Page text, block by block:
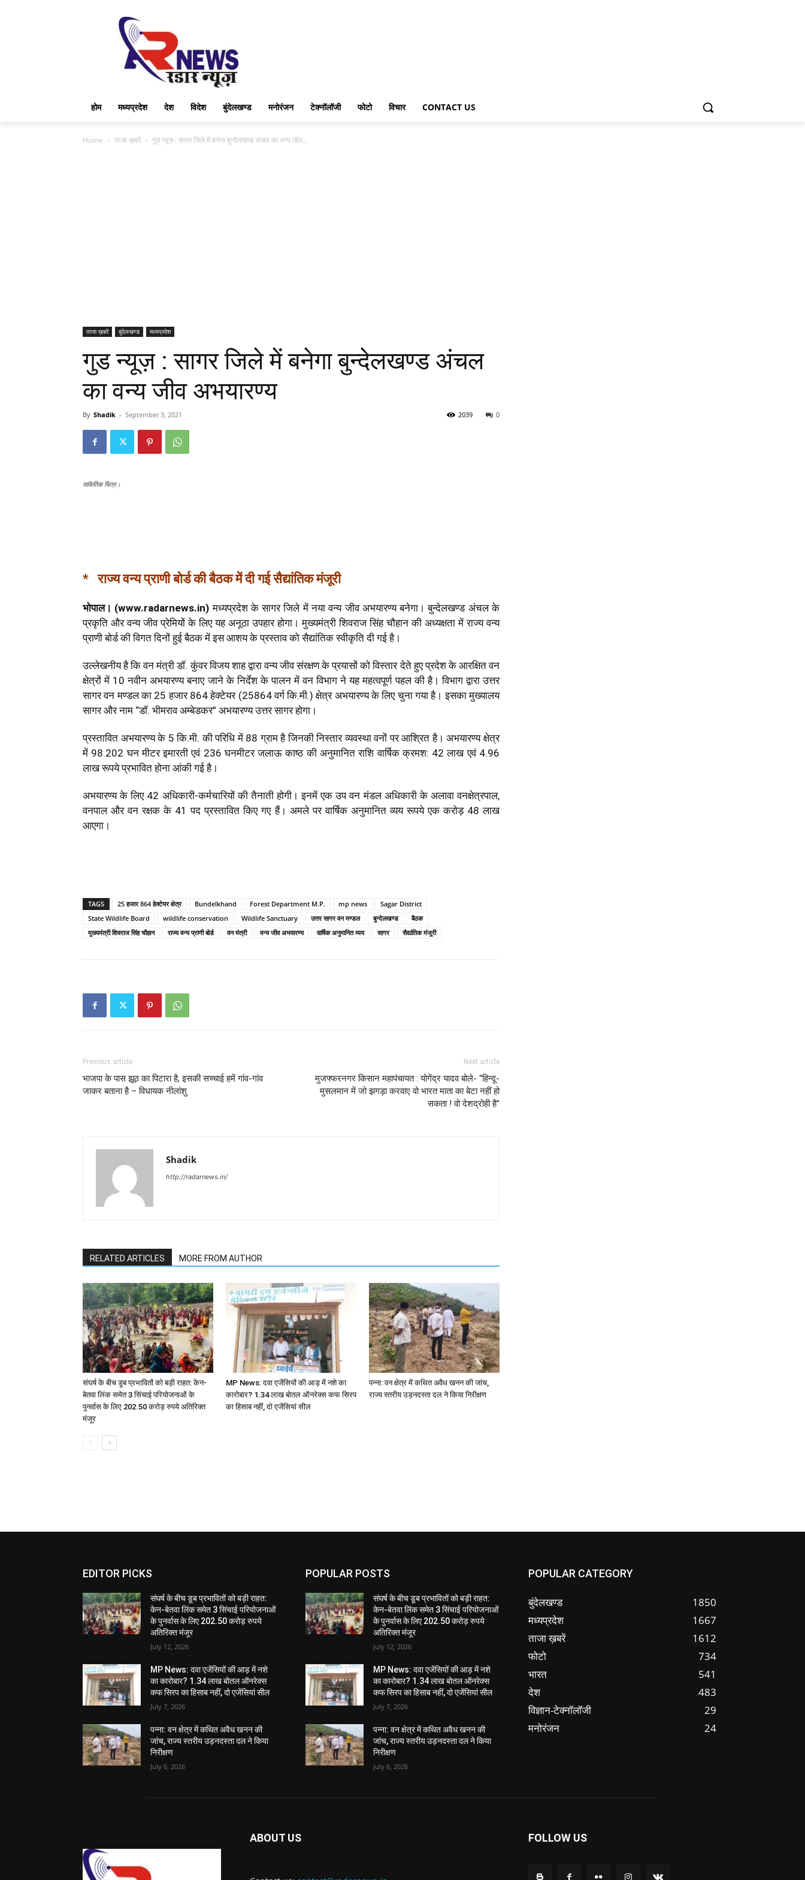
होम मध्यप्रदेश देश विदेश बुंदेलखण्ड मनोरंजन टेक्नॉलॉजी फोटो विचार CONTACT US
Home ताजा ख़बरें गुड न्यूज़ : सागर जिले में बनेगा बुन्देलखण्ड अंचल का वन्य जीव...
ताजा ख़बरें बुंदेलखण्ड मध्यप्रदेश
गुड न्यूज़ : सागर जिले में बनेगा बुन्देलखण्ड अंचल
का वन्य जीव अभयारण्य
By Shadik - September 3, 2021 0
2039
सांकेतिक चित्र।
* राज्य वन्य प्राणी बोर्ड की बैठक में दी गई सैद्यांतिक मंजूरी
भोपाल। (www.radarnews.in) मध्यप्रदेश के सागर जिले में नया वन्य जीव अभयारण्य बनेगा। बुन्देलखण्ड अंचल के
प्रकृति और वन्य जीव प्रेमियों के लिए यह अनूठा उपहार होगा। मुख्यमंत्री शिवराज सिंह चौहान की अध्यक्षता में राज्य वन्य
प्राणी बोर्ड की विगत दिनों हुई बैठक में इस आशय के प्रस्ताव को सैद्यांतिक स्वीकृति दी गई है।
उल्लेखनीय है कि वन मंत्री डॉ. कुंवर विजय शाह द्वारा वन्य जीव संरक्षण के प्रयासों को विस्तार देते हुए प्रदेश के आरक्षित वन
क्षेत्रों में 10 नवीन अभयारण्य बनाए जाने के निर्देश के पालन में वन विभाग ने यह महत्वपूर्ण पहल की है। विभाग द्वारा उत्तर
सागर वन मण्डल का 25 हजार 864 हेक्टेयर (25864 वर्ग कि.मी.) क्षेत्र अभयारण्य के लिए चुना गया है। इसका मुख्यालय
सागर और नाम “डॉ. भीमराव अम्बेडकर” अभयारण्य उत्तर सागर होगा।
प्रस्तावित अभयारण्य के 5 कि.मी. की परिधि में 88 ग्राम है जिनकी निस्तार व्यवस्था वनों पर आश्रित है। अभयारण्य क्षेत्र
में 98.202 घन मीटर इमारती एवं 236 घनमीटर जलाऊ काष्ठ की अनुमानित राशि वार्षिक क्रमश: 42 लाख एवं 4.96
लाख रूपये प्रभावित होना आंकी गई है।
अभयारण्य के लिए 42 अधिकारी-कर्मचारियों की तैनाती होगी। इनमें एक उप वन मंडल अधिकारी के अलावा वनक्षेत्रपाल,
वनपाल और वन रक्षक के 41 पद प्रस्तावित किए गए हैं। अमले पर वार्षिक अनुमानित व्यय रूपये एक करोड़ 48 लाख
आएगा।
TAGS 25 हजार 864 हेक्टेयर क्षेत्र Bundelkhand Forest Department M.P. mp news
Sagar District
State Wildlife Board
wildlife conservation Wildlife Sanctuary उत्तर सागर वन मण्डल बुन्देलखण्ड
बैठक
मुख्यमंत्री शिवराज सिंह चौहान
राज्य वन्य प्राणी बोर्ड वन मंत्री वन्य जीव अभयारण्य वार्षिक अनुमानित व्यय सागर सैद्यांतिक मंजूरी
Previous article
भाजपा के पास झूठ का पिटारा है, इसकी सच्चाई हमें गांव-गांव
जाकर बताना है – विधायक नीलांशु
Next article
मुजफ्फरनगर किसान महापंचायत : योगेंद्र यादव बोले- “हिन्दू-
मुसलमान में जो झगड़ा करवाए वो भारत माता का बेटा नहीं हो
सकता ! वो देशद्रोही है”
Shadik
http://radarnews.in/
RELATED ARTICLES MORE FROM AUTHOR
संघर्ष के बीच डूब प्रभावितों को बड़ी राहत: केन-
बेतवा लिंक समेत 3 सिंचाई परियोजनाओं के
पुनर्वास के लिए 202.50 करोड़ रुपये अतिरिक्त
मंजूर
MP News: दवा एजेंसियों की आड़ में नशे का
कारोबार? 1.34 लाख बोतल ऑनरेक्स कफ सिरप
का हिसाब नहीं, दो एजेंसियां सील
पन्ना: वन क्षेत्र में कथित अवैध खनन की जांच,
राज्य स्तरीय उड़नदस्ता दल ने किया निरीक्षण
EDITOR PICKS
संघर्ष के बीच डूब प्रभावितों को बड़ी राहत:
केन-बेतवा लिंक समेत 3 सिंचाई परियोजनाओं
के पुनर्वास के लिए 202.50 करोड़ रुपये
अतिरिक्त मंजूर
July 12, 2026
MP News: दवा एजेंसियों की आड़ में नशे
का कारोबार? 1.34 लाख बोतल ऑनरेक्स
कफ सिरप का हिसाब नहीं, दो एजेंसियां सील
July 7, 2026
पन्ना: वन क्षेत्र में कथित अवैध खनन की
जांच, राज्य स्तरीय उड़नदस्ता दल ने किया
निरीक्षण
July 6, 2026
POPULAR POSTS
संघर्ष के बीच डूब प्रभावितों को बड़ी राहत:
केन-बेतवा लिंक समेत 3 सिंचाई परियोजनाओं
के पुनर्वास के लिए 202.50 करोड़ रुपये
अतिरिक्त मंजूर
July 12, 2026
MP News: दवा एजेंसियों की आड़ में नशे
का कारोबार? 1.34 लाख बोतल ऑनरेक्स
कफ सिरप का हिसाब नहीं, दो एजेंसियां सील
July 7, 2026
पन्ना: वन क्षेत्र में कथित अवैध खनन की
जांच, राज्य स्तरीय उड़नदस्ता दल ने किया
निरीक्षण
July 6, 2026
POPULAR CATEGORY
बुंदेलखण्ड
1850
मध्यप्रदेश
1667
ताजा ख़बरें
1612
फोटो
734
भारत
541
देश
483
विज्ञान-टेक्नॉलॉजी
29
मनोरंजन
24
ABOUT US FOLLOW US